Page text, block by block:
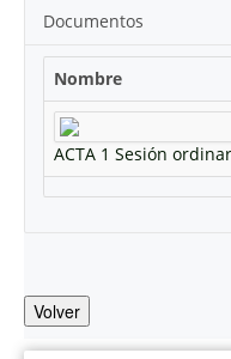
Documentos
Nombre
ACTA 1 Sesión
Volver